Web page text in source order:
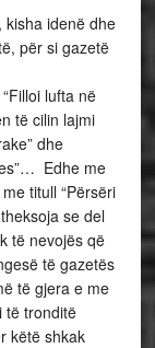
kisha idenë dhe
për si gazetë
lufta në
të cilin lajmi
dhe
Edhe me
titull “Përsëri
se del
të nevojës që
të gazetës
të gjera e me
të tronditë
këtë shkak